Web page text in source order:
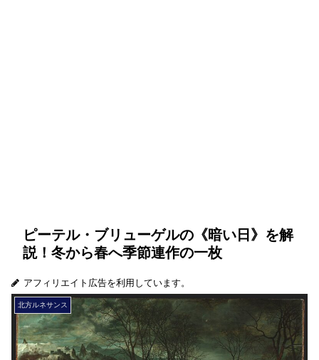
ピーテル・ブリューゲルの《暗い日》を解
説！冬から春へ季節連作の一枚
アフィリエイト広告を利用しています。
北方ルネサンス